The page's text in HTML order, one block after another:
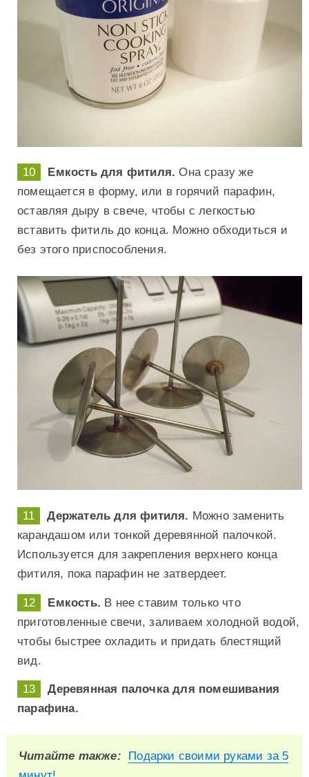
Емкость для фитиля. Она сразу же
помещается в форму, или в горячий парафин,
оставляя дыру в свече, чтобы с легкостью
вставить фитиль до конца. Можно обходиться и
без этого приспособления.
Держатель для фитиля. Можно заменить
карандашом или тонкой деревянной палочкой.
Используется для закрепления верхнего конца
фитиля, пока парафин не затвердеет.
Емкость. В нее ставим только что
приготовленные свечи, заливаем холодной водой,
чтобы быстрее охладить и придать блестящий
вид.
Деревянная палочка для помешивания
парафина.
Читайте также:
Подарки своими руками за 5